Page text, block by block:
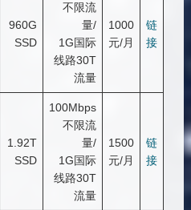
960G
SSD
不限流
量/
1G国际
线路30T
流量
1000
元/月
链
接
1.92T
SSD
100Mbps
不限流
量/
1G国际
线路30T
流量
1500
元/月
链
接